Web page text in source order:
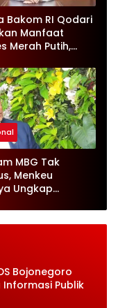
Bakom RI Qodari
Manfaat
Merah Putih,
MBG Tak
Menkeu
Ungkap
Bojonegoro
Informasi Publik